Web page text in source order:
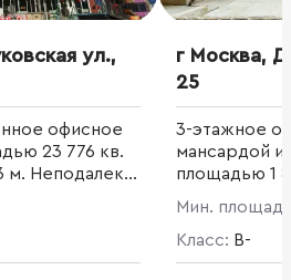
ул.,
офисное
23 776 кв.
парковая
г Москва,
25
3-этажное
мансардой
площадью 1
Мин.
Класс: B-